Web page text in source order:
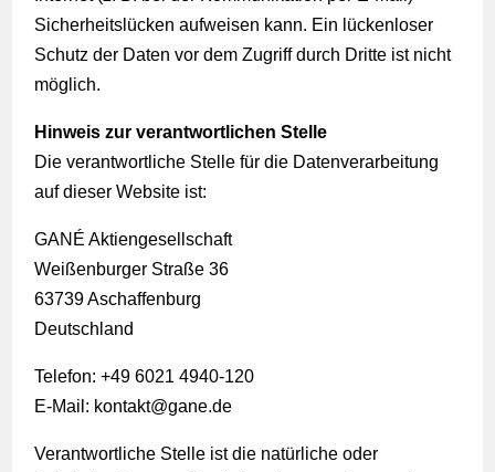
Sicherheitslücken aufweisen kann. Ein lückenloser
Schutz der Daten vor dem Zugriff durch Dritte ist nicht
möglich.
Hinweis zur verantwortlichen Stelle
Die verantwortliche Stelle für die Datenverarbeitung
auf dieser Website ist:
GANÉ Aktiengesellschaft
Weißenburger Straße 36
63739 Aschaffenburg
Deutschland
Telefon: +49 6021 4940-120
E-Mail: kontakt@gane.de
Verantwortliche Stelle ist die natürliche oder